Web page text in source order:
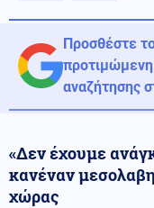
Προσθέστε
αναζήτησης
«Δεν έχουμε
κανέναν
χώρας